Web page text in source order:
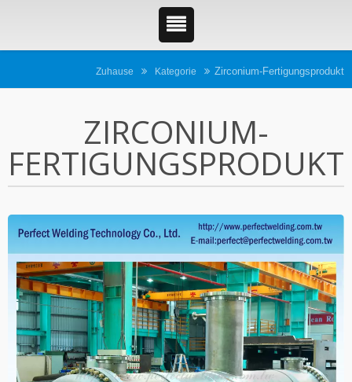
Zuhause Kategorie Zirconium-Fertigungsprodukt
ZIRCONIUM-
FERTIGUNGSPRODUKT